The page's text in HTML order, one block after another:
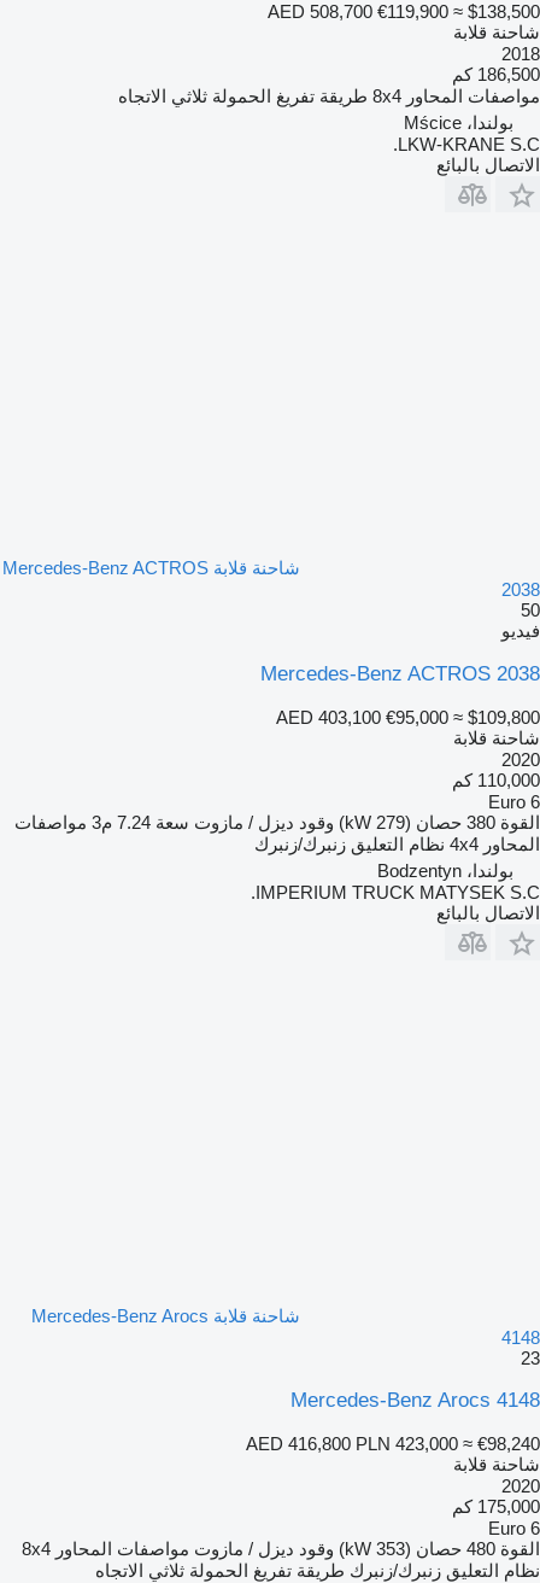
AED 508,700 €119,900 ≈ $138,500
شاحنة قلابة
2018
186,500 كم
مواصفات المحاور 8x4 طريقة تفريغ الحمولة ثلاثي الاتجاه
بولندا، Mścice
LKW-KRANE S.C.
الاتصال بالبائع
شاحنة قلابة Mercedes-Benz ACTROS
2038
50
فيديو
Mercedes-Benz ACTROS 2038
AED 403,100 €95,000 ≈ $109,800
شاحنة قلابة
2020
110,000 كم
Euro 6
القوة 380 حصان (279 kW) وقود ديزل / مازوت سعة 7.24 م3
مواصفات
المحاور 4x4 نظام التعليق زنبرك/زنبرك
بولندا، Bodzentyn
IMPERIUM TRUCK MATYSEK S.C.
الاتصال بالبائع
شاحنة قلابة Mercedes-Benz Arocs
4148
23
Mercedes-Benz Arocs 4148
AED 416,800 PLN 423,000 ≈ €98,240
شاحنة قلابة
2020
175,000 كم
Euro 6
القوة 480 حصان (353 kW) وقود ديزل / مازوت مواصفات المحاور 8x4
نظام التعليق زنبرك/زنبرك طريقة تفريغ الحمولة ثلاثي الاتجاه